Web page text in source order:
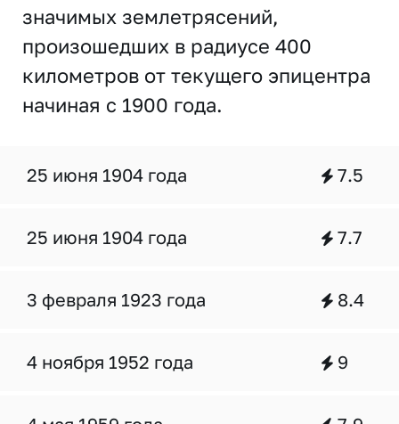
значимых землетрясений,
произошедших в радиусе 400
километров от текущего эпицентра
начиная с 1900 года.
25 июня 1904 года 7.5
25 июня 1904 года 7.7
3 февраля 1923 года 8.4
4 ноября 1952 года 9